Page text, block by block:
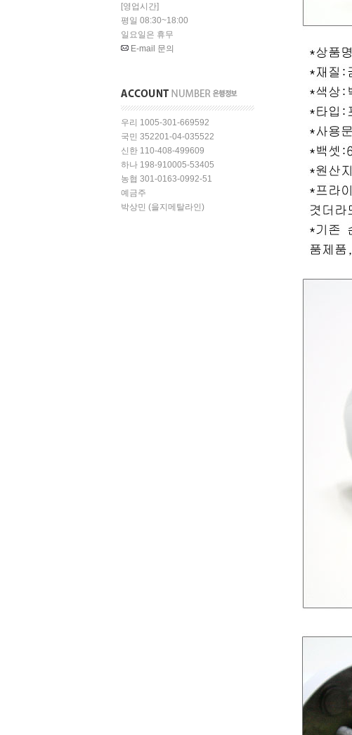
[영업시간]
평일 08:30~18:00
일요일은 휴무
E-mail 문의
우리 1005-301-669592
국민 352201-04-035522
신한 110-408-499609
하나 198-910005-53405
농협 301-0163-0992-51
예금주
박상민 (을지메탈라인)